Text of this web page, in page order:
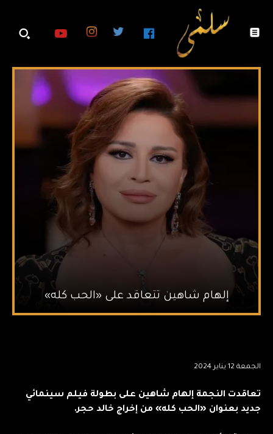
إلهام شاهين تتعاقد على «الحب كله»
الجمعة 12 يناير 2024
تعاقدت النجمة إلهام شاهين على بطولة فيلم سينمائي
جديد بعنوان «الحب كله» من إخراج خالد حجر.